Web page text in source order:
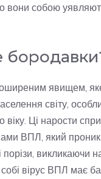
вони собою
явищем,
світу,
віку. Ці нарости
ВПЛ, який
порізи, викликаючи
вірус ВПЛ має